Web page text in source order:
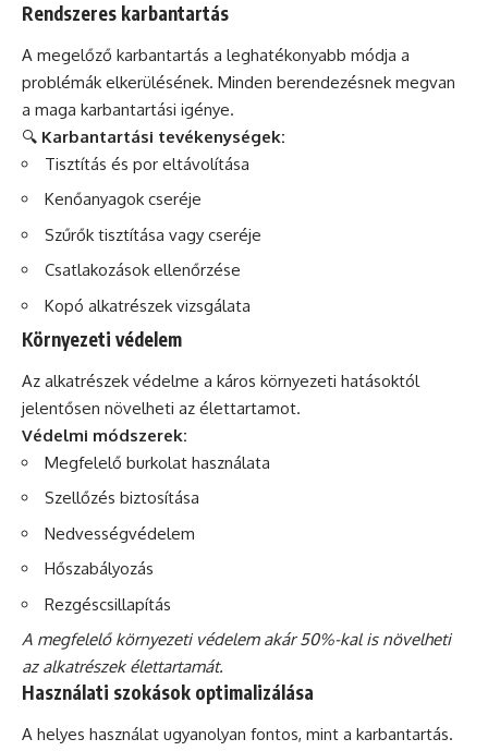
Rendszeres karbantartás
A megelőző karbantartás a leghatékonyabb módja a
problémák elkerülésének. Minden berendezésnek megvan
a maga karbantartási igénye.
🔍 Karbantartási tevékenységek:
Tisztítás és por eltávolítása
Kenőanyagok cseréje
Szűrők tisztítása vagy cseréje
Csatlakozások ellenőrzése
Kopó alkatrészek vizsgálata
Környezeti védelem
Az alkatrészek védelme a káros környezeti hatásoktól
jelentősen növelheti az élettartamot.
Védelmi módszerek:
Megfelelő burkolat használata
Szellőzés biztosítása
Nedvességvédelem
Hőszabályozás
Rezgéscsillapítás
A megfelelő környezeti védelem akár 50%-kal is növelheti
az alkatrészek élettartamát.
Használati szokások optimalizálása
A helyes használat ugyanolyan fontos, mint a karbantartás.